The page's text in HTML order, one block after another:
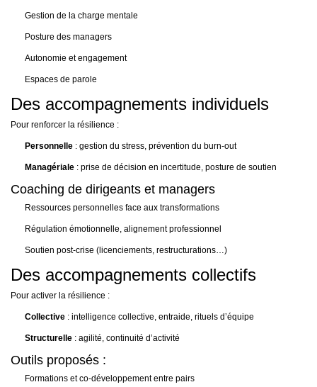
Gestion de la charge mentale
Posture des managers
Autonomie et engagement
Espaces de parole
Des accompagnements individuels
Pour renforcer la résilience :
Personnelle : gestion du stress, prévention du burn-out
Managériale : prise de décision en incertitude, posture de soutien
Coaching de dirigeants et managers
Ressources personnelles face aux transformations
Régulation émotionnelle, alignement professionnel
Soutien post-crise (licenciements, restructurations…)
Des accompagnements collectifs
Pour activer la résilience :
Collective : intelligence collective, entraide, rituels d’équipe
Structurelle : agilité, continuité d’activité
Outils proposés :
Formations et co-développement entre pairs